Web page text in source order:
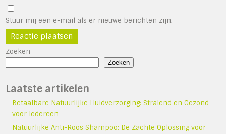
Stuur mij een e-mail als er nieuwe berichten zijn.
Zoeken
Zoeken
Laatste artikelen
Betaalbare Natuurlijke Huidverzorging: Stralend en Gezond
voor Iedereen
Natuurlijke Anti-Roos Shampoo: De Zachte Oplossing voor